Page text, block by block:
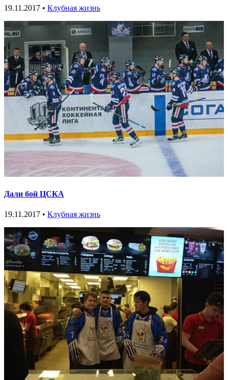
19.11.2017 • Клубная жизнь
Дали бой ЦСКА
19.11.2017 • Клубная жизнь